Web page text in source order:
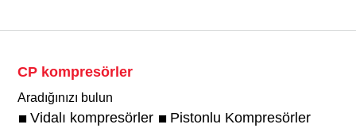
CP kompresörler
Aradığınızı bulun
Vidalı kompresörler
Pistonlu Kompresörler